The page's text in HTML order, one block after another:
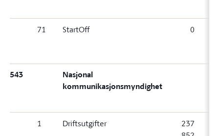
71 StartOff 0
543
Nasjonal
kommunikasjonsmyndighet
1 Driftsutgifter
237